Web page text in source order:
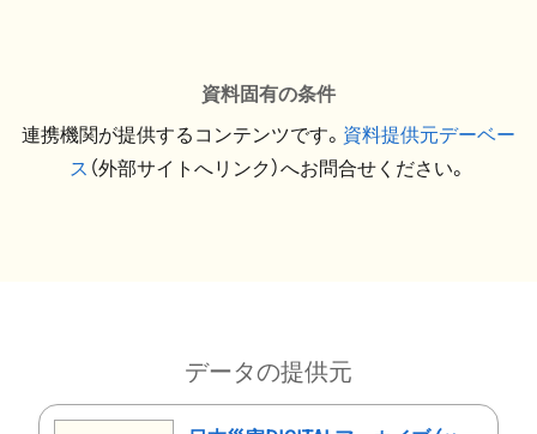
資料固有の条件
連携機関が提供するコンテンツです。 資料提供元デーベー
ス （外部サイトへリンク）へお問合せください。
データの提供元